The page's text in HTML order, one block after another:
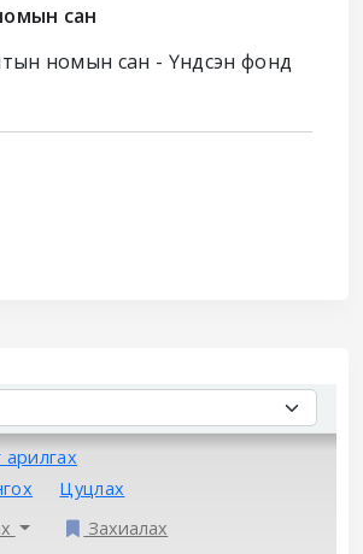
сан
номын сан - Үндсэн фонд
арилгах
Цуцлах
Захиалах